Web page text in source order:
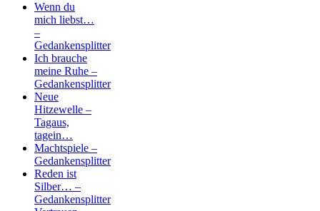
Wenn du
mich liebst…
–
Gedankensplitter
Ich brauche
meine Ruhe –
Gedankensplitter
Neue
Hitzewelle –
Tagaus,
tagein…
Machtspiele –
Gedankensplitter
Reden ist
Silber… –
Gedankensplitter